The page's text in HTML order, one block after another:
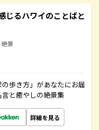
じるハワイのことばと
景
歩き方」があなたにお届
と癒やしの絶景集
詳細を見る